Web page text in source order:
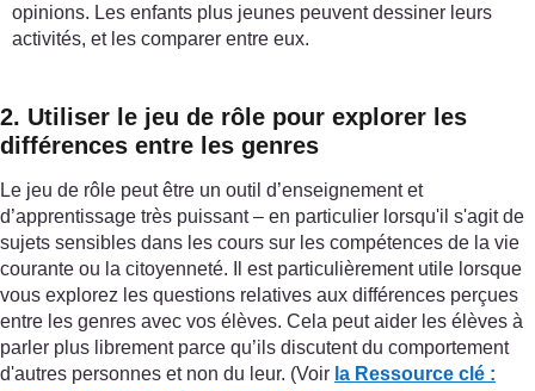
opinions. Les enfants plus jeunes peuvent dessiner leurs
activités, et les comparer entre eux.
2. Utiliser le jeu de rôle pour explorer les
différences entre les genres
Le jeu de rôle peut être un outil d’enseignement et
d’apprentissage très puissant – en particulier lorsqu'il s'agit de
sujets sensibles dans les cours sur les compétences de la vie
courante ou la citoyenneté. Il est particulièrement utile lorsque
vous explorez les questions relatives aux différences perçues
entre les genres avec vos élèves. Cela peut aider les élèves à
parler plus librement parce qu’ils discutent du comportement
d'autres personnes et non du leur. (Voir la Ressource clé :